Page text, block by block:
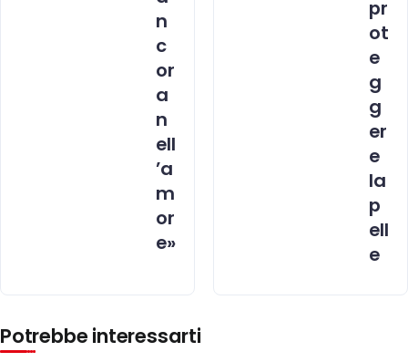
n
c
or
a
n
ell
’a
m
or
e»
pr
ot
e
g
g
er
e
la
p
ell
e
Potrebbe interessarti